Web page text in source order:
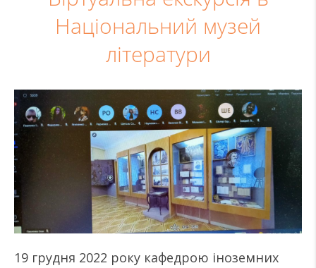
Національний музей
літератури
19 грудня 2022 року кафедрою іноземних